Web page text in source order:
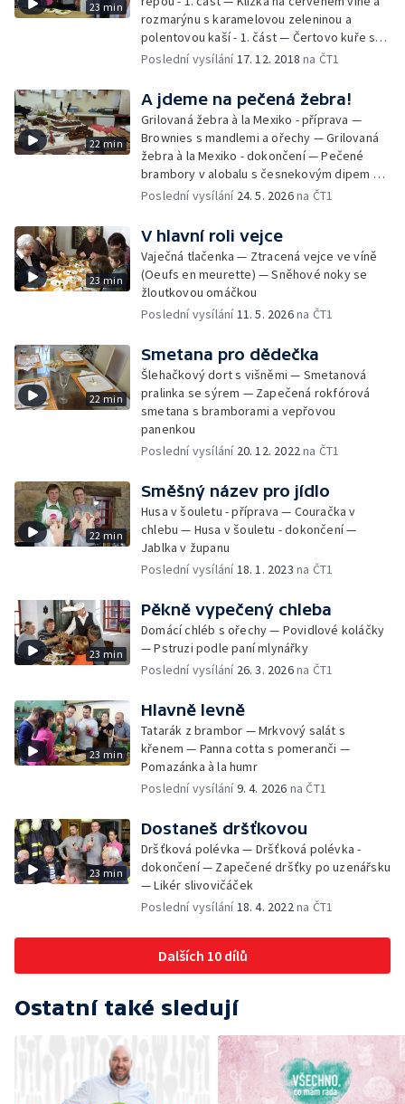
23 min
rozmarýnu s karamelovou zeleninou a
polentovou kaší - 1. část — Čertovo kuře s
bramborami a červenou řepou - 2. část —
karamelovou zeleninou a polentovou kaší -
2. část — Marcipánové brambory a hrozny s
vinnou pěnou
Poslední vysílání17. 12. 2018 na ČT1
22 min
A jdeme na pečená žebra!
Grilovaná žebra à la Mexiko - příprava —
Brownies s mandlemi a ořechy — Grilovaná
žebra à la Mexiko - dokončení — Pečené
brambory v alobalu s česnekovým dipem —
Barbecue omáčka
Poslední vysílání 24. 5. 2026na ČT1
23 min
V hlavní roli vejce
Vaječná tlačenka — Ztracená vejce ve víně
(Oeufs en meurette) — Sněhové noky se
žloutkovou omáčkou
Poslední vysílání11. 5. 2026na ČT1
22 min
Smetana pro dědečka
Šlehačkový dort s višněmi — Smetanová
pralinka se sýrem — Zapečená rokfórová
smetana s bramborami a vepřovou
panenkou
Poslední vysílání 20. 12. 2022na ČT1
22 min
Směšný název pro jídlo
Husa v šouletu - příprava — Couračka v
chlebu — Husa v šouletu - dokončení —
Jablka v županu
Poslední vysílání18. 1. 2023 na ČT1
23 min
Pěkně vypečený chleba
Domácí chléb s ořechy — Povidlové koláčky
— Pstruzi podle paní mlynářky
Poslední vysílání 26. 3. 2026na ČT1
23 min
Hlavně levně
Tatarák z brambor — Mrkvový salát s
křenem — Panna cotta s pomeranči —
Pomazánka à la humr
Poslední vysílání9. 4. 2026 na ČT1
23 min
Dostaneš dršťkovou
Dršťková polévka — Dršťková polévka -
dokončení — Zapečené dršťky po uzenářsku
— Likér slivovičáček
Poslední vysílání18. 4. 2022na ČT1
Dalších 10 dílů
Ostatní také sledují